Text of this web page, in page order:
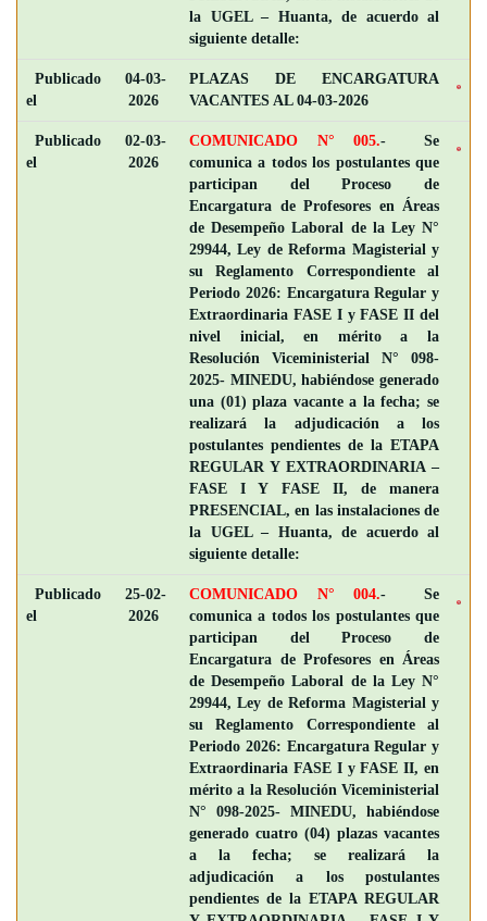
la UGEL – Huanta, de acuerdo al
siguiente detalle:
Publicado
el
04-03-
2026
PLAZAS DE ENCARGATURA
VACANTES AL 04-03-2026
Publicado
el
02-03-
2026
COMUNICADO N° 005.- Se
comunica a todos los postulantes que
participan del Proceso de
Encargatura de Profesores en Áreas
de Desempeño Laboral de la Ley N°
29944, Ley de Reforma Magisterial y
su Reglamento Correspondiente al
Periodo 2026: Encargatura Regular y
Extraordinaria FASE I y FASE II del
nivel inicial, en mérito a la
Resolución Viceministerial N° 098-
2025- MINEDU, habiéndose generado
una (01) plaza vacante a la fecha; se
realizará la adjudicación a los
postulantes pendientes de la ETAPA
REGULAR Y EXTRAORDINARIA –
FASE I Y FASE II, de manera
PRESENCIAL, en las instalaciones de
la UGEL – Huanta, de acuerdo al
siguiente detalle:
Publicado
el
25-02-
2026
COMUNICADO N° 004.- Se
comunica a todos los postulantes que
participan del Proceso de
Encargatura de Profesores en Áreas
de Desempeño Laboral de la Ley N°
29944, Ley de Reforma Magisterial y
su Reglamento Correspondiente al
Periodo 2026: Encargatura Regular y
Extraordinaria FASE I y FASE II, en
mérito a la Resolución Viceministerial
N° 098-2025- MINEDU, habiéndose
generado cuatro (04) plazas vacantes
a la fecha; se realizará la
adjudicación a los postulantes
pendientes de la ETAPA REGULAR